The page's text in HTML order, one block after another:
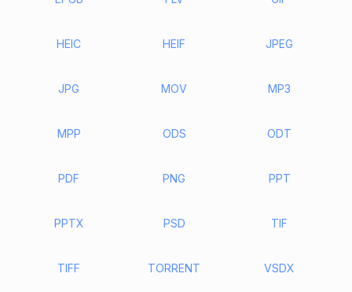
HEIC HEIF JPEG
JPG MOV MP3
MPP ODS ODT
PDF PNG PPT
PPTX PSD TIF
TIFF TORRENT VSDX